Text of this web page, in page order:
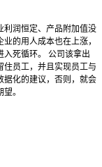
利润恒定、产品附加值没
的用人成本也在上涨，
入死循环。 公司该拿出
住员工，并且实现员工与
据化的建议，否则，就会
。